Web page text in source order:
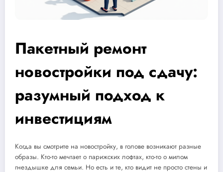
Пакетный ремонт
новостройки под сдачу:
разумный подход к
инвестициям
Когда вы смотрите на новостройку, в голове возникают разные
образы. Кто-то мечтает о парижских лофтах, кто-то о милом
гнездышке для семьи. Но есть и те, кто видит не просто стены и